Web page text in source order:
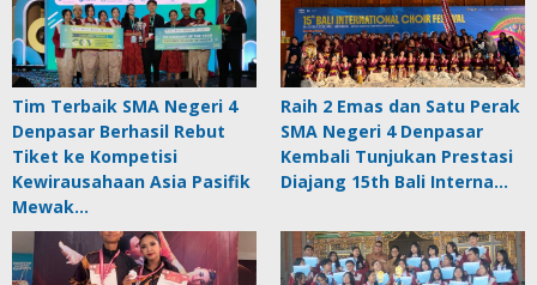
Tim Terbaik SMA Negeri 4
Denpasar Berhasil Rebut
Tiket ke Kompetisi
Kewirausahaan Asia Pasifik
Mewak…
Raih 2 Emas dan Satu Perak
SMA Negeri 4 Denpasar
Kembali Tunjukan Prestasi
Diajang 15th Bali Interna…